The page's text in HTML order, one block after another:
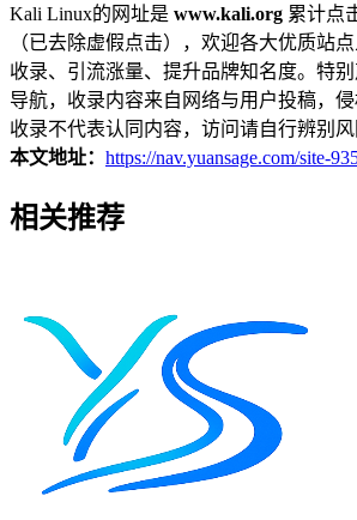
Kali Linux的网址是 www.kali.org 累计点
（已去除虚假点击），欢迎各大优质站
收录、引流涨量、提升品牌知名度。特
导航，收录内容来自网络与用户投稿，侵
收录不代表认同内容，访问请自行辨别风
本文地址： https://nav.yuansage.com/site-
相关推荐